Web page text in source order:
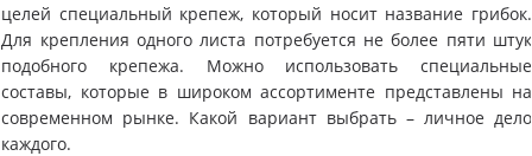
целей специальный крепеж, который носит название грибок.
Для крепления одного листа потребуется не более пяти штук
подобного крепежа. Можно использовать специальные
составы, которые в широком ассортименте представлены на
современном рынке. Какой вариант выбрать – личное дело
каждого.